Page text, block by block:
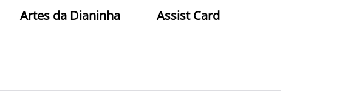
Artes da Dianinha Assist Card